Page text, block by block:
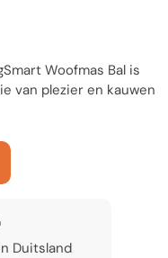
Woofmas Bal is
van plezier en kauwen
Duitsland